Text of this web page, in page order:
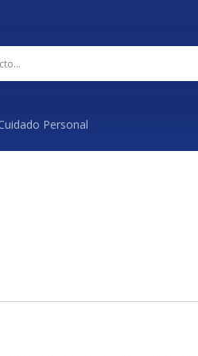
Personal